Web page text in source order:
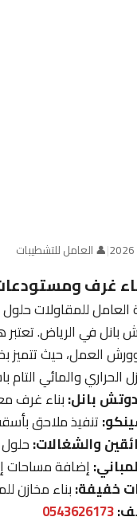
|👤 العامل للتشطيبات
غرف
للمقاولات
بانل في الرياض.
العمل، حيث تتميز
الحراري والمائي التام
بانل:بناء غرف
تنفيذ ملاحق
والشغالات:
إضافة مساحات
خفيفة:بناء مخازن
0543626173